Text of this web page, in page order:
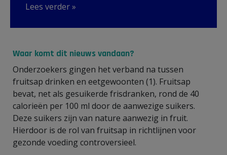
Lees verder »
Waar komt dit nieuws vandaan?
Onderzoekers gingen het verband na tussen
fruitsap drinken en eetgewoonten (1). Fruitsap
bevat, net als gesuikerde frisdranken, rond de 40
calorieën per 100 ml door de aanwezige suikers.
Deze suikers zijn van nature aanwezig in fruit.
Hierdoor is de rol van fruitsap in richtlijnen voor
gezonde voeding controversieel.